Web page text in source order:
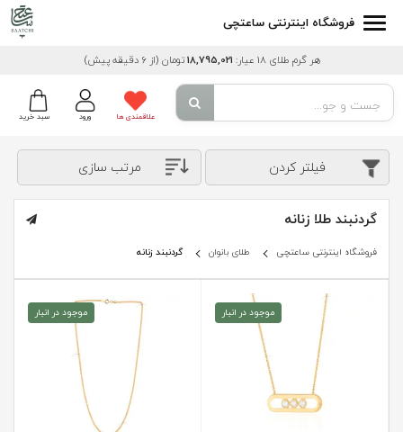
فروشگاه اینترنتی ساعتچی
هر گرم طلای 18 عیار: 18,795,021 تومان (از 6 دقیقه پیش)
سبد خرید ورود علاقمندی ها
فیلتر کردن مرتب سازی
گردنبند طلا زنانه
فروشگاه اینترنتی ساعتچی طلای بانوان گردنبند زنانه
موجود در انبار موجود در انبار